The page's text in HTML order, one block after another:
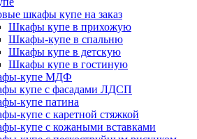
шкафы купе на заказ
Шкафы купе в прихожую
Шкафы-купе в спальню
Шкафы купе в детскую
Шкафы купе в гостиную
купе МДФ
купе с фасадами ЛДСП
купе патина
купе с каретной стяжкой
купе с кожаными вставками